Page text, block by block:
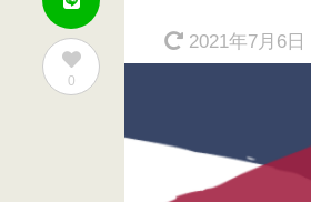
0
2021年7月6日